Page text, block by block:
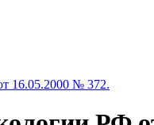
16.05.2000 № 372.